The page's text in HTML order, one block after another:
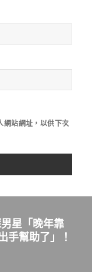
網站網址，以供下次
星「晚年靠
手幫助了」！